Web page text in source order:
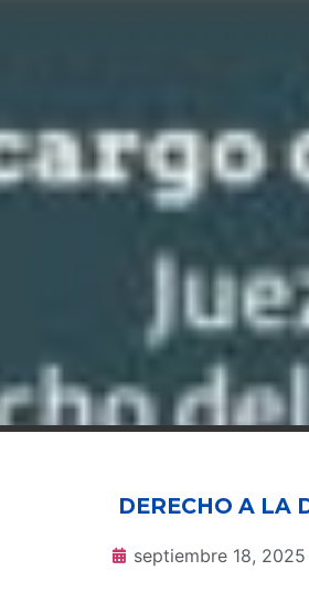
DERECHO A LA
septiembre 18, 2025